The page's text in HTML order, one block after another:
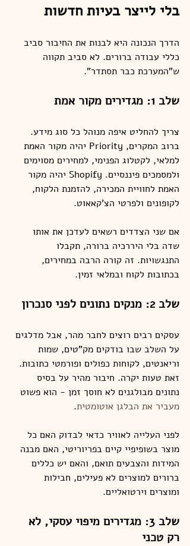
בלי לייצר בעיות חדשות
הדרך הנכונה היא לבנות את החיבור סביב
כללי עבודה ברורים. לא סביב תקווה
ש"המערכת כבר תסתדר".
שלב 1: מגדירים מקור אמת
צריך להחליט איפה מנוהל כל סוג מידע.
ברוב המקרים, Priority יהיה מקור האמת
למלאי, לקטלוג הפנימי, למחירים מסוימים
ולמסמכים פיננסיים. Shopify יהיה מקור
האמת לחוויית המכירה, להזמנת הלקוח,
לקופונים ולפרטי הצ'קאאוט.
אם שני הצדדים רשאים לעדכן את אותו
שדה בלי היררכיה ברורה, תקבלו
התנגשויות. זה קורה הרבה במחירים,
בכתובות לקוח ובמלאי זמין.
שלב 2: מנקים נתונים לפני סנכרון
עסקים רבים רוצים לחבר מהר, אבל מדלגים
על השלב שבו בודקים מק"טים, שמות
וריאנטים, לקוחות כפולים ופורמטי כתובות.
זאת טעות יקרה. חיבור מהיר על בסיס
נתונים מבולגנים לא חוסך זמן - הוא פשוט
מעביר את הבלגן אוטומטית.
לפני העלייה לאוויר כדאי לבדוק האם כל
מוצר בשופיפיי קיים בפריוריטי, האם מבנה
המידות והצבעים תואם, והאם יש כללים
ברורים למוצרים לא פעילים, חבילות
ומוצרים וירטואליים.
שלב 3: מגדירים מיפוי עסקי, לא
רק טכני